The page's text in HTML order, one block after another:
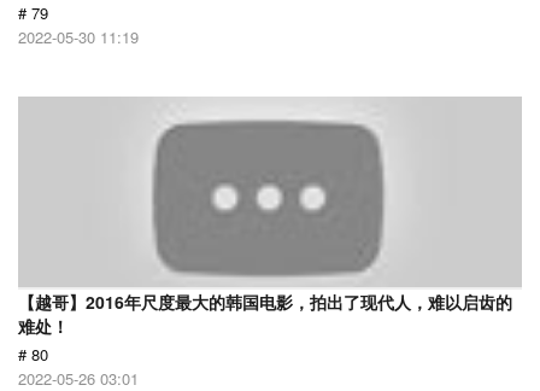
# 79
2022-05-30 11:19
【越哥】2016年尺度最大的韩国电影，拍出了现代人，难以启齿的
难处！
# 80
2022-05-26 03:01